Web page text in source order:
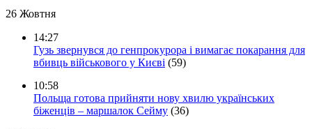
26 Жовтня
14:27
Гузь звернувся до генпрокурора і вимагає покарання для
вбивць військового у Києві (59)
10:58
Польща готова прийняти нову хвилю українських
біженців – маршалок Сейму (36)